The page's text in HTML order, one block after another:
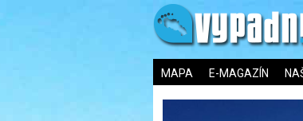
MAPA E-MAGAZÍN